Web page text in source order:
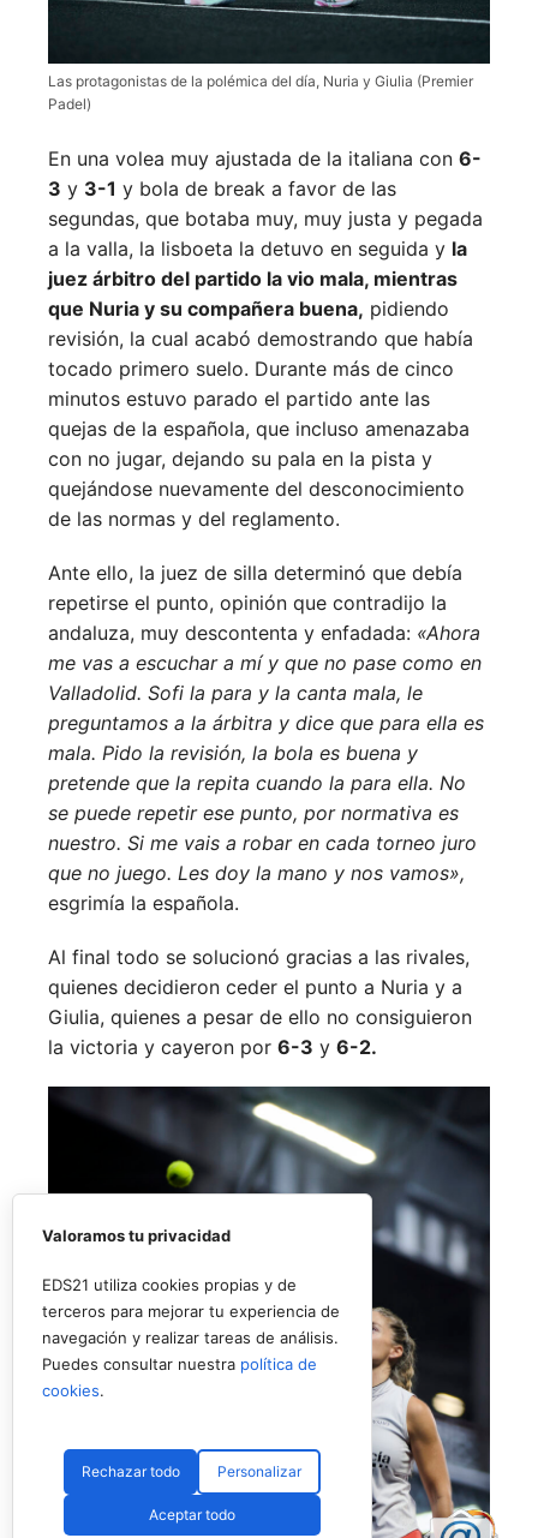
Las protagonistas de la polémica del día, Nuria y Giulia (Premier
Padel)
En una volea muy ajustada de la italiana con 6-
3 y 3-1 y bola de break a favor de las
segundas, que botaba muy, muy justa y pegada
a la valla, la lisboeta la detuvo en seguida y la
juez árbitro del partido la vio mala, mientras
que Nuria y su compañera buena, pidiendo
revisión, la cual acabó demostrando que había
tocado primero suelo. Durante más de cinco
minutos estuvo parado el partido ante las
quejas de la española, que incluso amenazaba
con no jugar, dejando su pala en la pista y
quejándose nuevamente del desconocimiento
de las normas y del reglamento.
Ante ello, la juez de silla determinó que debía
repetirse el punto, opinión que contradijo la
andaluza, muy descontenta y enfadada: «Ahora
me vas a escuchar a mí y que no pase como en
Valladolid. Sofi la para y la canta mala, le
preguntamos a la árbitra y dice que para ella es
mala. Pido la revisión, la bola es buena y
pretende que la repita cuando la para ella. No
se puede repetir ese punto, por normativa es
nuestro. Si me vais a robar en cada torneo juro
que no juego. Les doy la mano y nos vamos»,
esgrimía la española.
Al final todo se solucionó gracias a las rivales,
quienes decidieron ceder el punto a Nuria y a
Giulia, quienes a pesar de ello no consiguieron
la victoria y cayeron por 6-3 y 6-2.
Valoramos tu privacidad
EDS21 utiliza cookies propias y de
terceros para mejorar tu experiencia de
navegación y realizar tareas de análisis.
Puedes consultar nuestra política de
cookies.
Rechazar todo Personalizar
Aceptar todo